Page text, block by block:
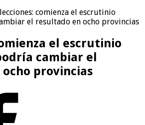
comienza el escrutinio
el resultado en ocho provincias
el escrutinio
cambiar el
provincias